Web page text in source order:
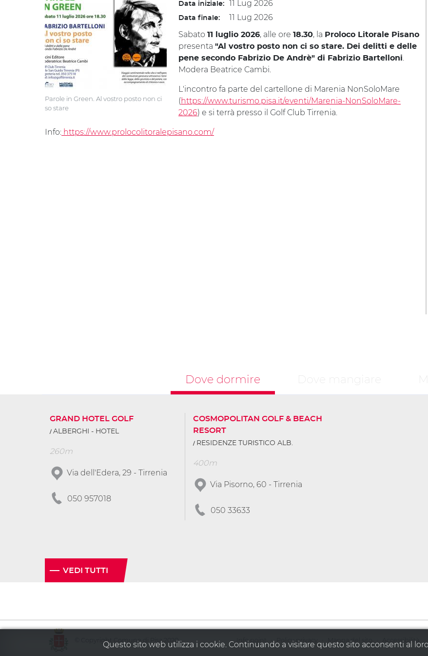
Parole in Green. Al vostro posto non ci
so stare
Data iniziale: 11 Lug 2026
Data finale:
11 Lug 2026
Sabato 11 luglio 2026, alle ore 18.30, la Proloco Litorale Pisano
presenta "Al vostro posto non ci so stare. Dei delitti e delle
pene secondo Fabrizio De Andrè" di Fabrizio Bartelloni.
Modera Beatrice Cambi.
L'incontro fa parte del cartellone di Marenia NonSoloMare
(https://www.turismo.pisa.it/eventi/Marenia-NonSoloMare-
2026) e si terrà presso il Golf Club Tirrenia.
Info: https://www.prolocolitoralepisano.com/
Dove dormire Dove mangiare
GRAND HOTEL GOLF
ALBERGHI - HOTEL
260m
Via dell'Edera, 29 - Tirrenia
050 957018
COSMOPOLITAN GOLF & BEACH
RESORT
RESIDENZE TURISTICO ALB.
400m
Via Pisorno, 60 - Tirrenia
050 33633
VEDI TUTTI
© Copyright Comune di Pisa 2020 Info point · Policy privacy Mappa del sito Accessibilità
Questo sito web utilizza i cookie. Continuando a visitare questo sito acconsenti al